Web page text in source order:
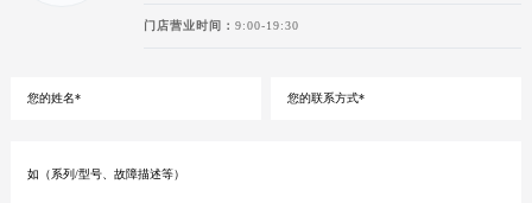
门店营业时间： 9:00-19:30